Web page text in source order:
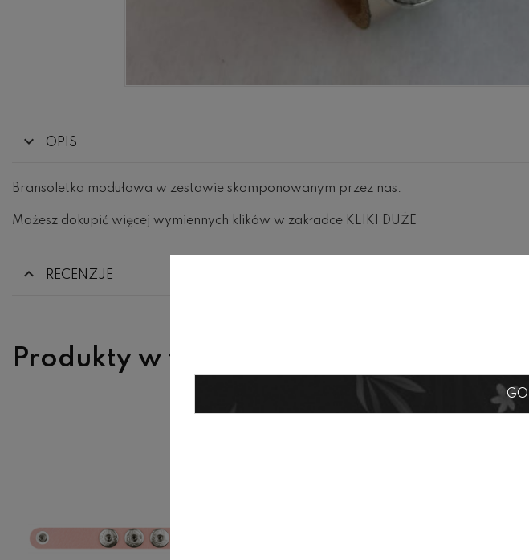
OPIS
Bransoletka modułowa w zestawie skomponowanym przez nas.
Możesz dokupić więcej wymiennych klików w zakładce KLIKI DUŻE
RECENZJE
Produkty w tej samej kategorii